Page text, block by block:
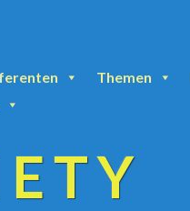
Themen